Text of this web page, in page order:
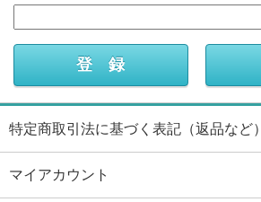
特定商取引法に基づく表記（返品など）
マイアカウント